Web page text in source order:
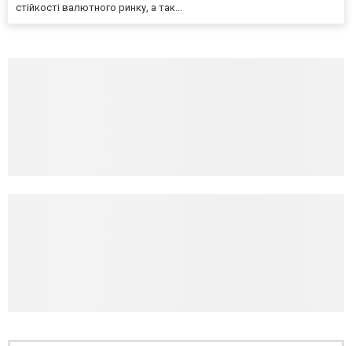
стійкості валютного ринку, а так...